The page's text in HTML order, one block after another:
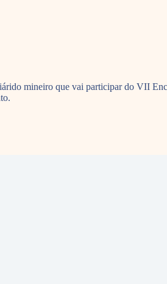
mineiro que vai participar do VII